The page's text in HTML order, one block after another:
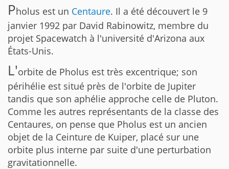
Pholus est un Centaure. Il a été découvert le 9
janvier 1992 par David Rabinowitz, membre du
projet Spacewatch à l'université d'Arizona aux
États-Unis.
L'orbite de Pholus est très excentrique; son
périhélie est situé près de l'orbite de Jupiter
tandis que son aphélie approche celle de Pluton.
Comme les autres représentants de la classe des
Centaures, on pense que Pholus est un ancien
objet de la Ceinture de Kuiper, placé sur une
orbite plus interne par suite d'une perturbation
gravitationnelle.